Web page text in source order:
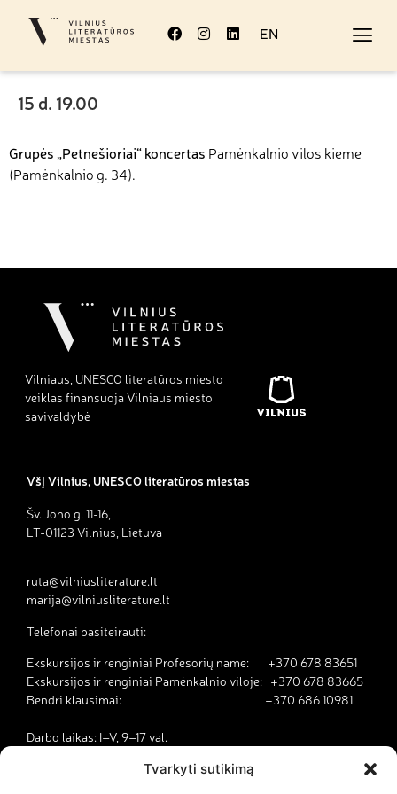
Tvarkyti sutikimą
EN
15 d. 19.00
Grupės „Petnešioriai“ koncertas Pamėnkalnio vilos kieme
(Pamėnkalnio g. 34).
Vilniaus, UNESCO literatūros miesto
veiklas finansuoja Vilniaus miesto
savivaldybė
VšĮ Vilnius, UNESCO literatūros miestas
Šv. Jono g. 11-16,
LT-01123 Vilnius, Lietuva
ruta@vilniusliterature.lt
marija@vilniusliterature.lt
Telefonai pasiteirauti:
Ekskursijos ir renginiai Profesorių name: +370 678 83651
Ekskursijos ir renginiai Pamėnkalnio viloje: +370 678 83665
Bendri klausimai: +370 686 10981
Darbo laikas: I–V, 9–17 val.